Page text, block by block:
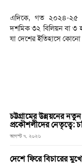
এদিকে, গত ২০২৪-২৫
দশমিক ৩২ বিলিয়ন বা ৩
যা দেশের ইতিহাসে কোনো
চট্টগ্রামের উন্নয়নের
প্রকৌশলীদের নেতৃত্বে:
আগস্ট ৭, ২০২৬
দেশে ফিরে বিচারের